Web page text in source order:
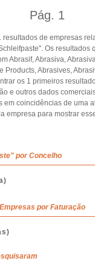
Pág. 1
resultados de empresas
Os resultados
Abrasif, Abrasiva,
Products, Abrasives,
os 1 primeiros
e outros dados
em coincidências de uma
empresa para mostrar
por Concelho
por Faturação